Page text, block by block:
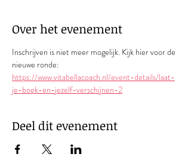
Over het evenement
Inschrijven is niet meer mogelijk. Kijk hier voor de
nieuwe ronde:
https://www.vitabellacoach.nl/event-details/laat-
je-boek-en-jezelf-verschijnen-2
Deel dit evenement